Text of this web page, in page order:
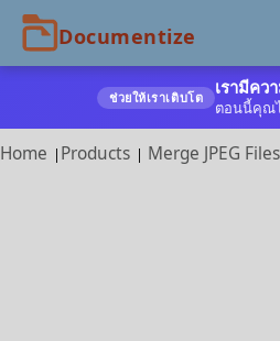
ช่วยให้เราเติบโต เรามีคว
ตอนนี้คุณไ
Home Products Merge JPEG Files